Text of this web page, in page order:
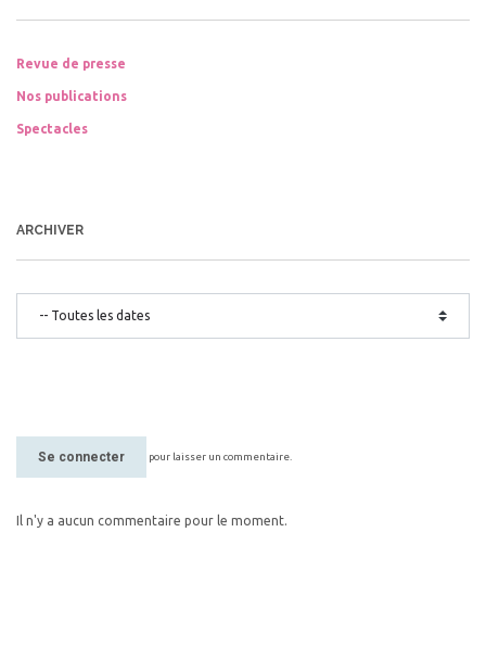
Revue de presse
Nos publications
Spectacles
ARCHIVER
Se connecter pour laisser un commentaire.
Il n'y a aucun commentaire pour le moment.